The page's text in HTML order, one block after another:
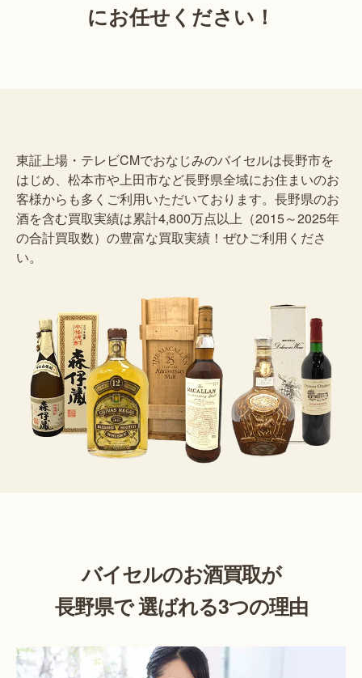
にお任せください！
東証上場・テレビCMでおなじみのバイセルは長野市を
はじめ、松本市や上田市など長野県全域にお住まいのお
客様からも多くご利用いただいております。長野県のお
酒を含む買取実績は累計4,800万点以上（2015～2025年
の合計買取数）の豊富な買取実績！ぜひご利用くださ
い。
バイセルのお酒買取が
長野県で 選ばれる3つの理由